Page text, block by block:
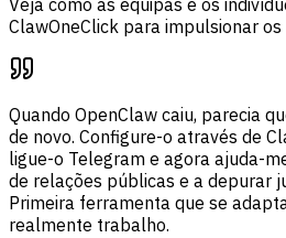
Veja como as equipas e os
ClawOneClick para impulsionar
Quando OpenClaw caiu, parecia
de novo. Configure-o através de
ligue-o Telegram e agora ajuda-
de relações públicas e a depurar
Primeira ferramenta que se
realmente trabalho.